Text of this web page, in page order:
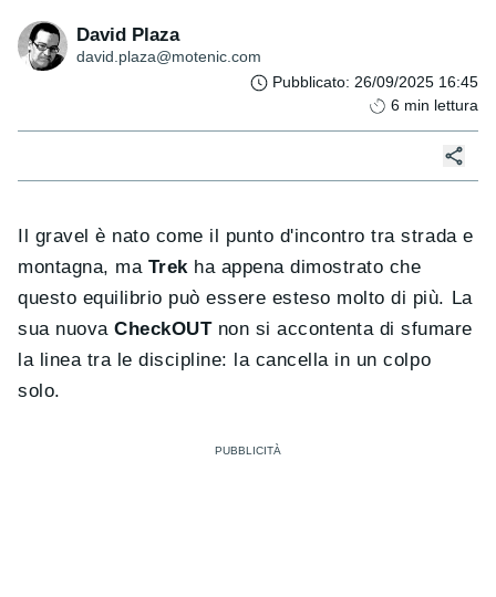
David Plaza
david.plaza@motenic.com
Pubblicato: 26/09/2025 16:45
6 min lettura
Il gravel è nato come il punto d'incontro tra strada e
montagna, ma Trekha appena dimostrato che
questo equilibrio può essere esteso molto di più. La
sua nuovaCheckOUTnon si accontenta di sfumare
la linea tra le discipline: la cancella in un colpo
solo.